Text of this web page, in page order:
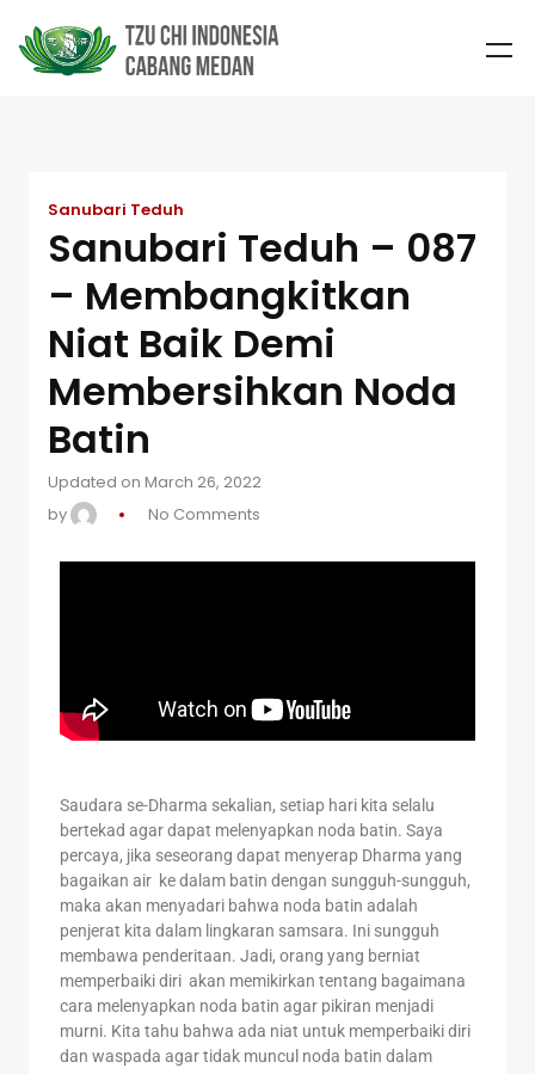
Sanubari Teduh
Sanubari Teduh – 087
– Membangkitkan
Niat Baik Demi
Membersihkan Noda
Batin
Updated on March 26, 2022
by
No Comments
Saudara se-Dharma sekalian, setiap hari kita selalu
bertekad agar dapat melenyapkan noda batin. Saya
percaya, jika seseorang dapat menyerap Dharma yang
bagaikan air ke dalam batin dengan sungguh-sungguh,
maka akan menyadari bahwa noda batin adalah
penjerat kita dalam lingkaran samsara. Ini sungguh
membawa penderitaan. Jadi, orang yang berniat
memperbaiki diri akan memikirkan tentang bagaimana
cara melenyapkan noda batin agar pikiran menjadi
murni. Kita tahu bahwa ada niat untuk memperbaiki diri
dan waspada agar tidak muncul noda batin dalam